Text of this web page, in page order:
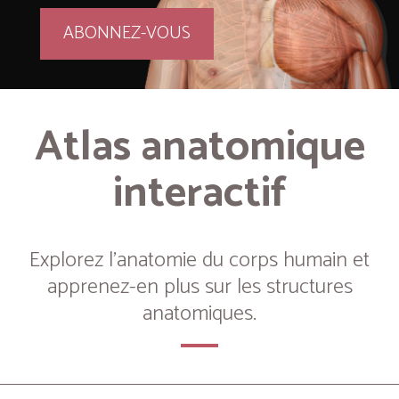
ABONNEZ-VOUS
Atlas anatomique
interactif
Explorez l’anatomie du corps humain et
apprenez-en plus sur les structures
anatomiques.